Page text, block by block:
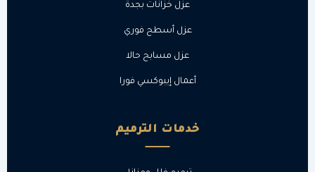
عزل خزانات بجدة
عزل أسطح فوري
عزل مسابح حالا
أعمال إيبوكسي فورا
خدمات الترميم